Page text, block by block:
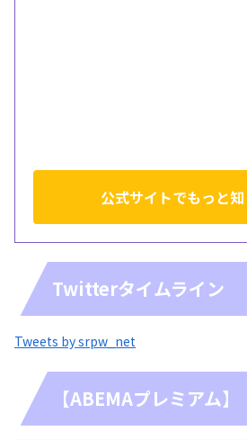
公式サイトでもっと知
Twitterタイムライン
Tweets by srpw_net
【ABEMAプレミアム】